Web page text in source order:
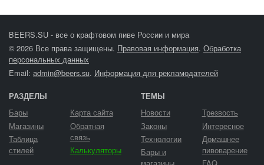
BEERS.SU - все о крафтовом пиве России и мира
© 2026 Все права защищены. Правовая информация. Обработка
персональных данных
Email: admin@beers.su. Информация для рекламодателей
РАЗДЕЛЫ
Бары
Магазины
Таблица
стилей
Карта сайта
Обратная
связь
Калькуляторы
ТЕМЫ
Новости
Законы
Технологии
Бары и
Трезвость
Интересное
Домашнее
пивоварение